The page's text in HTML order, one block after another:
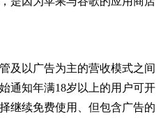
及以广告为主的营收模式之间
通知年满18岁以上的用户可开
继续免费使用、但包含广告的